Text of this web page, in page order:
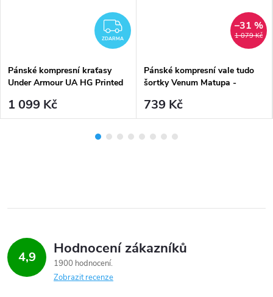
ZDARMA
ZDARMA
Pánské kompresní kraťasy
Under Armour UA HG Printed
1 099 Kč
1 079 Kč
–31 %
Pánské kompresní vale tudo
šortky Venum Matupa -
739 Kč
4,9 Hodnocení zákazníků
1900 hodnocení
Zobrazit recenze